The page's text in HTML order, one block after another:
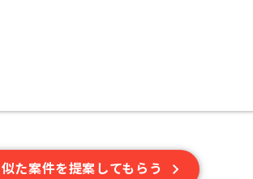
似た案件を提案してもらう